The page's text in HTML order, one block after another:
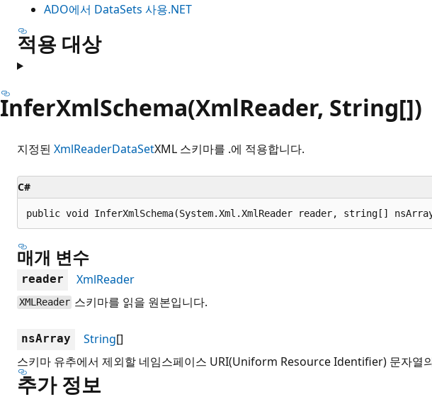
ADO에서 DataSets 사용.NET
적용 대상
InferXmlSchema(XmlReader, String[])
지정된 XmlReaderDataSetXML 스키마를 .에 적용합니다.
C#
public void InferXmlSchema(System.Xml.XmlReader reader, string[]
매개 변수
reader XmlReader
XMLReader 스키마를 읽을 원본입니다.
nsArray String[]
스키마 유추에서 제외할 네임스페이스 URI(Uniform Resource Identifier) 문자열
추가 정보